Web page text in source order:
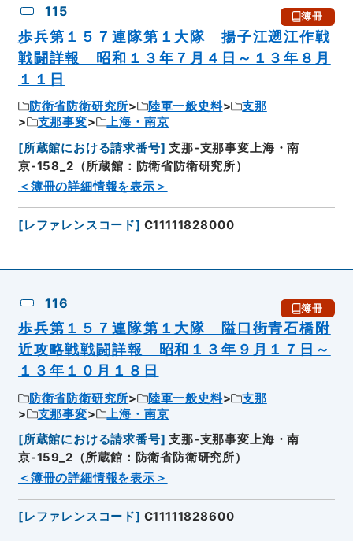
115 簿冊
歩兵第１５７連隊第１大隊 揚子江遡江作戦
戦闘詳報 昭和１３年７月４日～１３年８月
１１日
防衛省防衛研究所 陸軍一般史料
支那
支那事変
上海・南京
[所蔵館における請求番号] 支那-支那事変上海・南
京-158_2（所蔵館：防衛省防衛研究所）
＜簿冊の詳細情報を表示＞
[レファレンスコード] C11111828000
116 簿冊
歩兵第１５７連隊第１大隊 隘口街青石橋附
近攻略戦戦闘詳報 昭和１３年９月１７日～
１３年１０月１８日
防衛省防衛研究所 陸軍一般史料
支那
支那事変
上海・南京
[所蔵館における請求番号] 支那-支那事変上海・南
京-159_2（所蔵館：防衛省防衛研究所）
＜簿冊の詳細情報を表示＞
[レファレンスコード] C11111828600